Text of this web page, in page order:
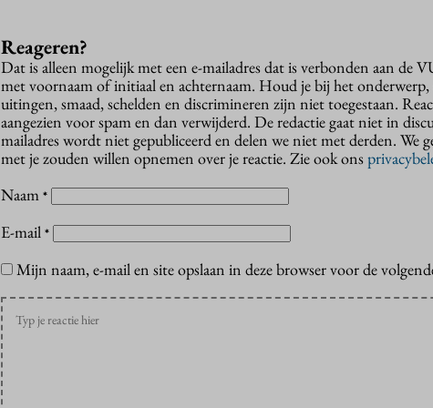
Reageren?
Dat is alleen mogelijk met een e-mailadres dat is verbonden aan de
met voornaam of initiaal en achternaam. Houd je bij het
uitingen, smaad, schelden en discrimineren zijn niet toegestaan.
aangezien voor spam en dan verwijderd. De redactie gaat niet in
mailadres wordt niet gepubliceerd en delen we niet met derden. We
met je zouden willen opnemen over je reactie. Zie ook ons
Naam *
E-mail *
Mijn naam, e-mail en site opslaan in deze browser voor de